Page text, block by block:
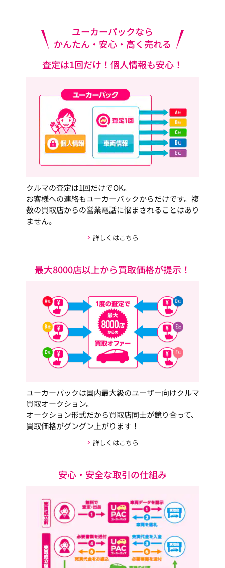
ユーカーパックなら
かんたん・安心・高く売れる
査定は1回だけ！個人情報も安心！
クルマの査定は1回だけでOK。
お客様への連絡もユーカーパックからだけです。複
数の買取店からの営業電話に悩まされることはあり
ません。
詳しくはこちら
最大8000店以上から買取価格が提示！
ユーカーパックは国内最大級のユーザー向けクルマ
買取オークション。
オークション形式だから買取店同士が競り合って、
買取価格がグングン上がります！
詳しくはこちら
安心・安全な取引の仕組み